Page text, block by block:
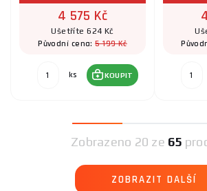
4 575 Kč
Ušetříte 624 Kč
Původní cena:5 199 Kč
ks KOUPIT
Zobrazeno 20 ze 65
ZOBRAZIT DALŠÍ